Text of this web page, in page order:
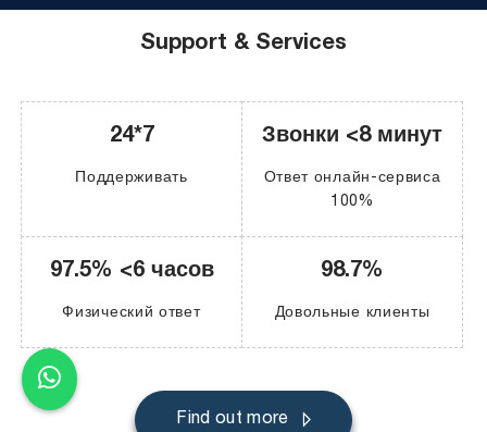
Support & Services
24*7
Поддерживать
Звонки <8 минут
Ответ онлайн-сервиса
100%
97.5% <6 часов
Физический ответ
98.7%
Довольные клиенты
Find out more